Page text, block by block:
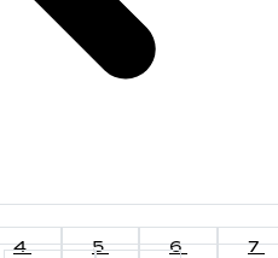
4 5 6
7